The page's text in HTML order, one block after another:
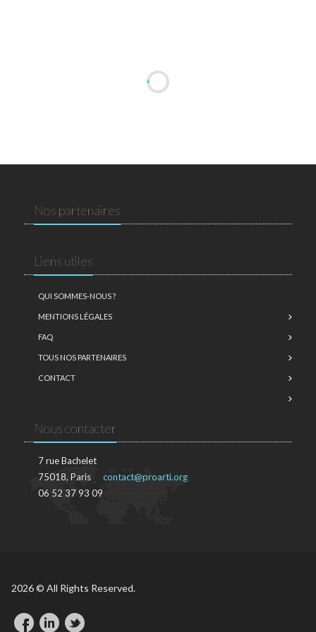
Nos partenaires
Liens utiles
QUI SOMMES-NOUS ?
MENTIONS LÉGALES
FAQ
TOUS NOS PARTENAIRES
CONTACT
Nous contacter
7 rue Bachelet
75018, Paris
06 52 37 93 09
contact@proarti.org
2026 © All Rights Reserved.